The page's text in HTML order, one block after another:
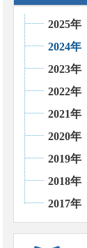
2025年
2024年
2023年
2022年
2021年
2020年
2019年
2018年
2017年